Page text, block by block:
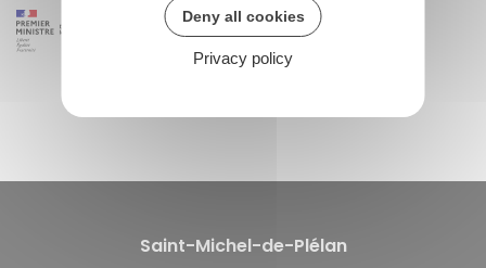
Saint-Michel-de-Plélan
Deny all cookies
Privacy policy